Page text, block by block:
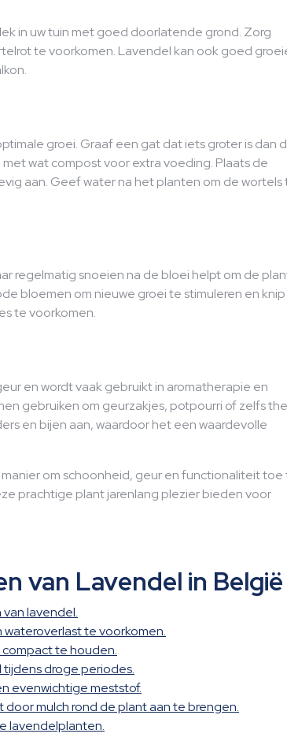
in uw tuin met goed doorlatende grond. Zorg
te voorkomen. Lavendel kan ook goed
groei. Graaf een gat dat iets groter is dan
wat compost voor extra voeding. Plaats de
aan. Geef water na het planten om de wortels
regelmatig snoeien na de bloei helpt om de
bloemen om nieuwe groei te stimuleren en knip
te voorkomen.
en wordt vaak gebruikt in aromatherapie en
gebruiken om geurzakjes, potpourri of zelfs
en bijen aan, waardoor het een waardevolle
om schoonheid, geur en functionaliteit toe
prachtige plant jarenlang plezier bieden voor
van Lavendel in België
lavendel.
te voorkomen.
te houden.
droge periodes.
evenwichtige meststof.
mulch rond de plant aan te brengen.
lavendelplanten.